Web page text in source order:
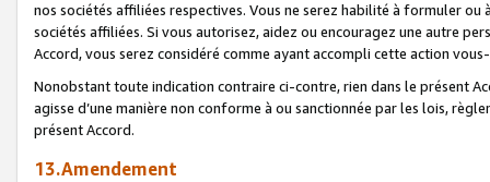
nos sociétés affiliées respectives. Vous ne serez habilité à formuler
sociétés affiliées. Si vous autorisez, aidez ou encouragez une autre
Accord, vous serez considéré comme ayant accompli cette action
Nonobstant toute indication contraire ci-contre, rien dans le présent
agisse d’une manière non conforme à ou sanctionnée par les lois,
présent Accord.
13.Amendement